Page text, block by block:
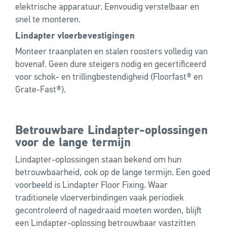
elektrische apparatuur. Eenvoudig verstelbaar en
snel te monteren.
Lindapter vloerbevestigingen
Monteer traanplaten en stalen roosters volledig van
bovenaf. Geen dure steigers nodig en gecertificeerd
voor schok- en trillingbestendigheid (Floorfast® en
Grate-Fast®).
Betrouwbare Lindapter-oplossingen
voor de lange termijn
Lindapter-oplossingen staan bekend om hun
betrouwbaarheid, ook op de lange termijn. Een goed
voorbeeld is Lindapter Floor Fixing. Waar
traditionele vloerverbindingen vaak periodiek
gecontroleerd of nagedraaid moeten worden, blijft
een Lindapter-oplossing betrouwbaar vastzitten